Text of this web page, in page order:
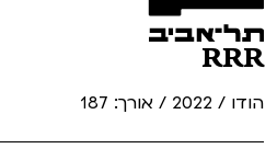
RRR
הודו / 2022 / אורך: 187